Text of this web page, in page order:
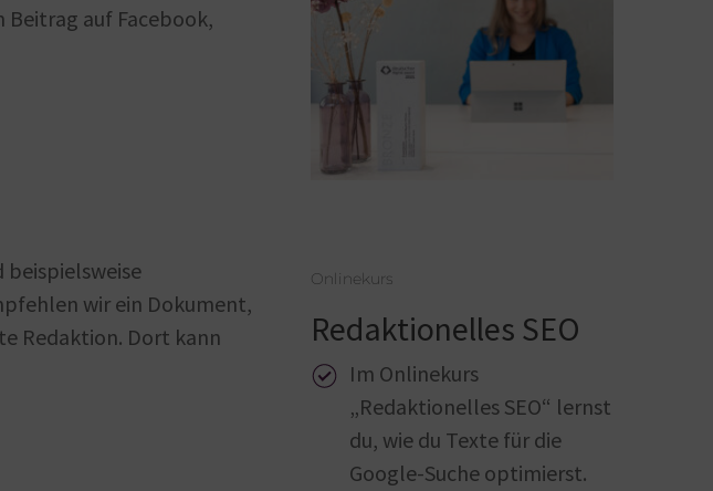
auf Facebook,
wir ein Dokument,
Redaktion. Dort kann
Onlinekurs
Redaktionelles SEO
Im Onlinekurs
„Redaktionelles SEO“ lernst
du, wie du Texte für die
Google-Suche optimierst.